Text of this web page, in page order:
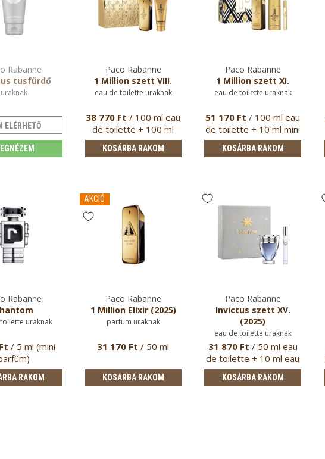
Rabanne
tusfürdő
uraknak
ELÉRHETŐ
Paco Rabanne
1 Million szett VIII.
eau de toilette uraknak
38 770 Ft / 100 ml eau
de toilette + 100 ml
tusfürdő
KOSÁRBA RAKOM
Paco Rabanne
1 Million szett XI.
eau de toilette uraknak
51 170 Ft / 100 ml eau
de toilette + 10 ml mini
pa…
KOSÁRBA RAKOM
Rabanne
uraknak
/ 5 ml (mini
RAKOM
AKCIÓ
Paco Rabanne
1 Million Elixir (2025)
parfum uraknak
31 170 Ft / 50 ml
KOSÁRBA RAKOM
Paco Rabanne
Invictus szett XV.
(2025)
eau de toilette uraknak
31 870 Ft / 50 ml eau
de toilette + 10 ml eau
de t…
KOSÁRBA RAKOM